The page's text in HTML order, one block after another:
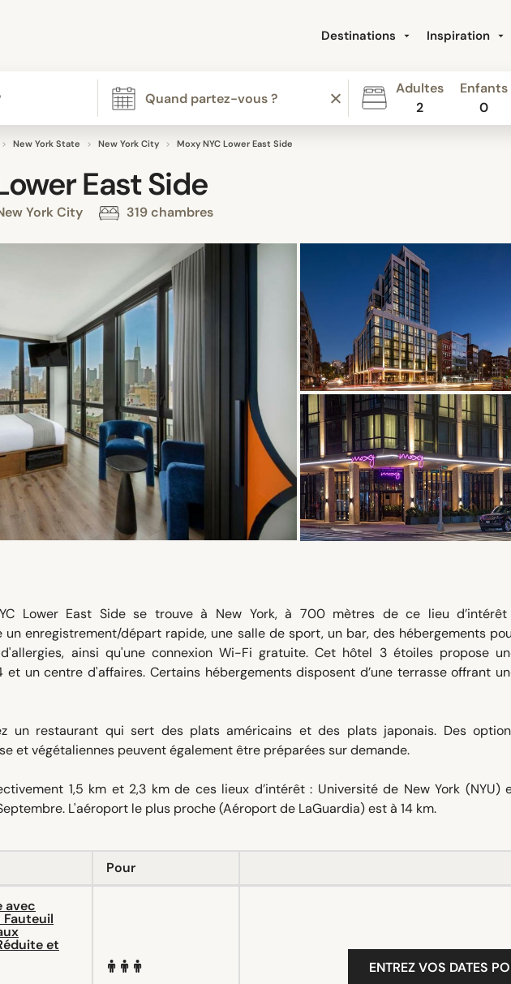
Destinations Inspiration
Adultes
2
Enfants
0
New York State New York City Moxy NYC Lower East Side
East Side
York City 319 chambres
Lower East Side se trouve à New York, à 700 mètres de ce lieu
un enregistrement/départ rapide, une salle de sport, un bar, des hébergements
ainsi qu'une connexion Wi-Fi gratuite. Cet hôtel 3 étoiles propose
un centre d'affaires. Certains hébergements disposent d’une terrasse offrant
un restaurant qui sert des plats américains et des plats japonais. Des
et végétaliennes peuvent également être préparées sur demande.
1,5 km et 2,3 km de ces lieux d’intérêt : Université de New York (NYU)
L'aéroport le plus proche (Aéroport de LaGuardia) est à 14 km.
Pour
avec
et
ENTREZ VOS DATES